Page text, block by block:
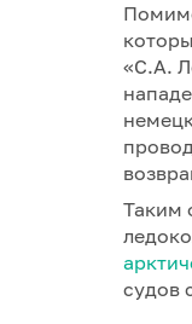
«С.А.
Таким
судов